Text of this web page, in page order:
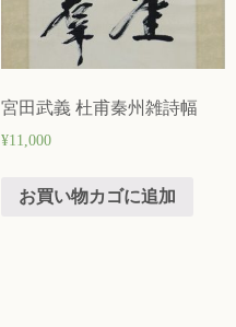
宮田武義 杜甫秦州雑詩幅
¥11,000
お買い物カゴに追加